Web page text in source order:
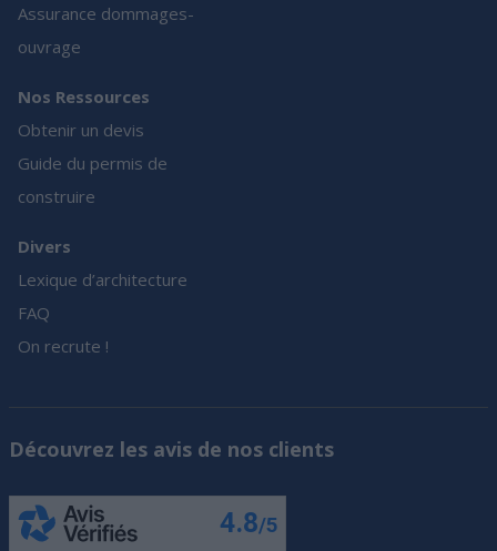
Assurance dommages-
ouvrage
Nos Ressources
Obtenir un devis
Guide du permis de
construire
Divers
Lexique d’architecture
FAQ
On recrute !
Découvrez les avis de nos clients